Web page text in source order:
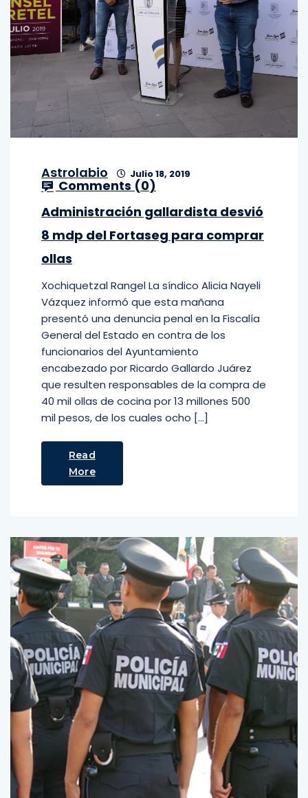
Astrolabio Julio 18, 2019
Comments (0)
Administración gallardista desvió
8 mdp del Fortaseg para comprar
ollas
Xochiquetzal Rangel La síndico Alicia Nayeli
Vázquez informó que esta mañana
presentó una denuncia penal en la Fiscalía
General del Estado en contra de los
funcionarios del Ayuntamiento
encabezado por Ricardo Gallardo Juárez
que resulten responsables de la compra de
40 mil ollas de cocina por 13 millones 500
mil pesos, de los cuales ocho […]
Read
More